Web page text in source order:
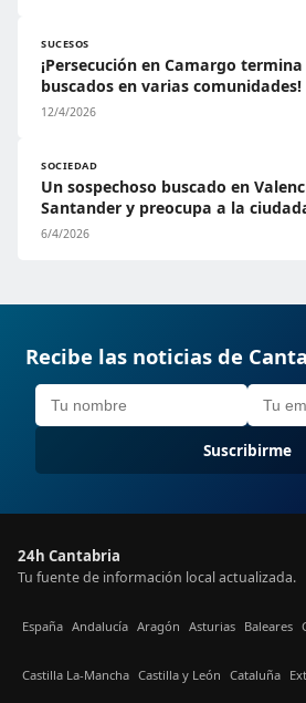
SUCESOS
¡Persecución en Camargo
buscados en varias comunidades!
12/4/2026
SOCIEDAD
Un sospechoso buscado en
Santander y preocupa a la
6/4/2026
Recibe las noticias de
Suscribirme
24h Cantabria
Tu fuente de información local actualizada.
España Andalucía Aragón Asturias Baleares
Castilla La-Mancha Castilla y León Cataluña